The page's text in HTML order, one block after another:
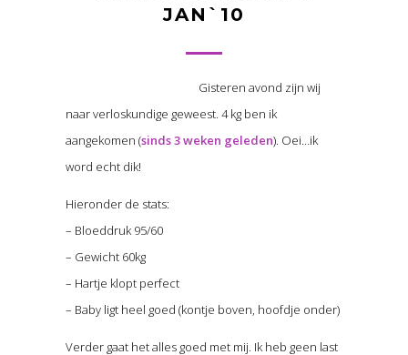
JAN`10
Gisteren avond zijn wij
naar verloskundige geweest. 4 kg ben ik
aangekomen (sinds 3 weken geleden). Oei…ik
word echt dik!
Hieronder de stats:
– Bloeddruk 95/60
– Gewicht 60kg
– Hartje klopt perfect
– Baby ligt heel goed (kontje boven, hoofdje onder)
Verder gaat het alles goed met mij. Ik heb geen last